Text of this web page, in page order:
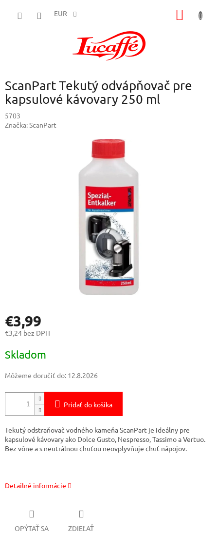
EUR
ScanPart Tekutý odvápňovač pre
kapsulové kávovary 250 ml
5703
Značka:ScanPart
€3,99
€3,24 bez DPH
cena:
Skladom
Môžeme doručiť do: 12.8.2026
Pridať do košíka
Tekutý odstraňovač vodného kameňa ScanPart je ideálny pre
kapsulové kávovary ako Dolce Gusto, Nespresso, Tassimo a Vertuo.
Bez vône a s neutrálnou chuťou neovplyvňuje chuť nápojov.
Detailné informácie
OPÝTAŤ SA ZDIEĽAŤ